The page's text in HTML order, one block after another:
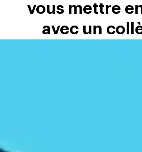
vous mettre
avec un